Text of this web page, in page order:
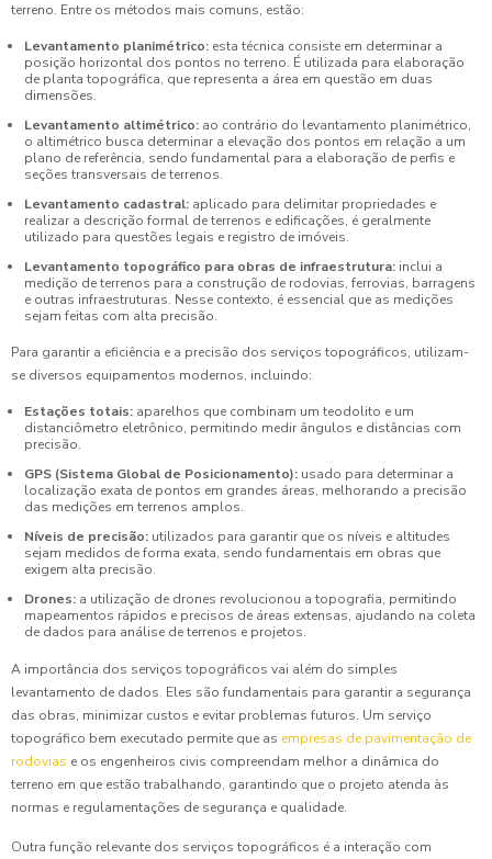
terreno. Entre os métodos mais comuns, estão:
Levantamento planimétrico: esta técnica consiste em determinar a
posição horizontal dos pontos no terreno. É utilizada para elaboração
de planta topográfica, que representa a área em questão em duas
dimensões.
Levantamento altimétrico: ao contrário do levantamento planimétrico,
o altimétrico busca determinar a elevação dos pontos em relação a um
plano de referência, sendo fundamental para a elaboração de perfis e
seções transversais de terrenos.
Levantamento cadastral: aplicado para delimitar propriedades e
realizar a descrição formal de terrenos e edificações, é geralmente
utilizado para questões legais e registro de imóveis.
Levantamento topográfico para obras de infraestrutura: inclui a
medição de terrenos para a construção de rodovias, ferrovias, barragens
e outras infraestruturas. Nesse contexto, é essencial que as medições
sejam feitas com alta precisão.
Para garantir a eficiência e a precisão dos serviços topográficos, utilizam-
se diversos equipamentos modernos, incluindo:
Estações totais: aparelhos que combinam um teodolito e um
distanciômetro eletrônico, permitindo medir ângulos e distâncias com
precisão.
GPS (Sistema Global de Posicionamento): usado para determinar a
localização exata de pontos em grandes áreas, melhorando a precisão
das medições em terrenos amplos.
Níveis de precisão: utilizados para garantir que os níveis e altitudes
sejam medidos de forma exata, sendo fundamentais em obras que
exigem alta precisão.
Drones: a utilização de drones revolucionou a topografia, permitindo
mapeamentos rápidos e precisos de áreas extensas, ajudando na coleta
de dados para análise de terrenos e projetos.
A importância dos serviços topográficos vai além do simples
levantamento de dados. Eles são fundamentais para garantir a segurança
das obras, minimizar custos e evitar problemas futuros. Um serviço
topográfico bem executado permite que as empresas de pavimentação de
rodovias e os engenheiros civis compreendam melhor a dinâmica do
terreno em que estão trabalhando, garantindo que o projeto atenda às
normas e regulamentações de segurança e qualidade.
Outra função relevante dos serviços topográficos é a interação com